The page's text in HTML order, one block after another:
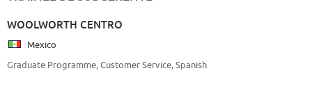
WOOLWORTH CENTRO
Mexico
Graduate Programme, Customer Service, Spanish